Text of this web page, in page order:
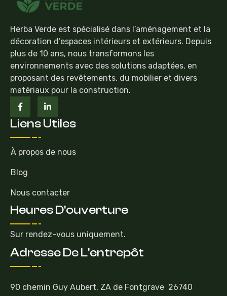
Herba Verde est spécialisé dans l’aménagement et la
décoration d’espaces intérieurs et extérieurs. Depuis
plus de 10 ans, nous transformons les
environnements avec des solutions adaptées, en
proposant des revêtements, du mobilier et divers
matériaux pour la construction.
Liens Utiles
À propos de nous
Blog
Nous contacter
Heures D'ouverture
Sur rendez-vous uniquement.
Adresse De L'entrepôt
90 chemin Guy Aubert, ZA de Fontgrave 26740